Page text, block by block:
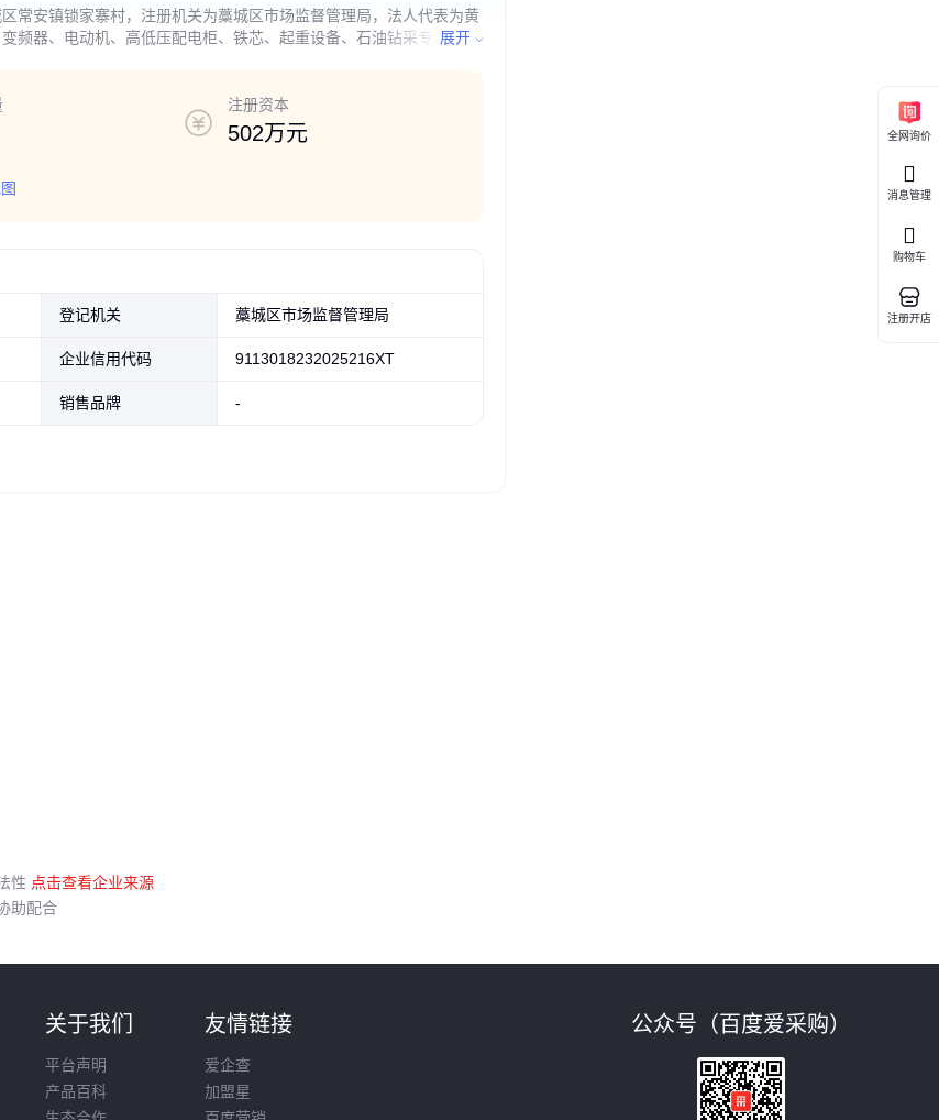
常安镇锁家寨村，注册机关为藁城区市场监督管理局，法人代表为黄
频器、电动机、高低压配电柜、铁芯、起重设备、石油钻采专用设
筑物拆除（爆破除外）；生产性废旧金属回收、批发。（依法须经批
展开
注册资本
502万元
登记机关 藁城区市场监督管理局
企业信用代码 9113018232025216XT
销售品牌 -
性 点击查看企业来源
助配合
关于我们
平台声明
产品百科
友情链接
爱企查
加盟星
公众号（百度爱采购）
全网询价
消息管理
购物车
注册开店